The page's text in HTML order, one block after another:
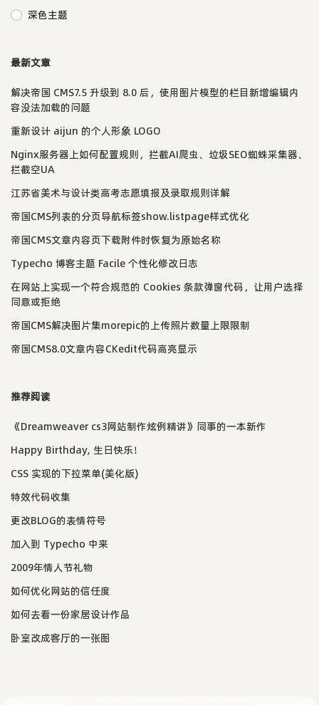
深色主题
最新文章
解决帝国 CMS7.5 升级到 8.0 后，使用图片模型的栏目新增编辑内
容没法加载的问题
重新设计 aijun 的个人形象 LOGO
Nginx服务器上如何配置规则，拦截AI爬虫、垃圾SEO蜘蛛采集器、
拦截空UA
江苏省美术与设计类高考志愿填报及录取规则详解
帝国CMS列表的分页导航标签show.listpage样式优化
帝国CMS文章内容页下载附件时恢复为原始名称
Typecho 博客主题 Facile 个性化修改日志
在网站上实现一个符合规范的 Cookies 条款弹窗代码，让用户选择
同意或拒绝
帝国CMS解决图片集morepic的上传照片数量上限限制
帝国CMS8.0文章内容CKedit代码高亮显示
推荐阅读
《Dreamweaver cs3网站制作炫例精讲》同事的一本新作
Happy Birthday, 生日快乐！
CSS 实现的下拉菜单(美化版)
特效代码收集
更改BLOG的表情符号
加入到 Typecho 中来
2009年情人节礼物
如何优化网站的信任度
如何去看一份家居设计作品
卧室改成客厅的一张图